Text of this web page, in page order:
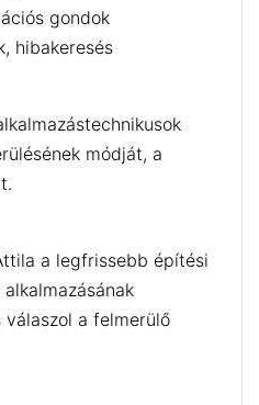
gondok
módját, a
a legfrissebb építési
a felmerülő